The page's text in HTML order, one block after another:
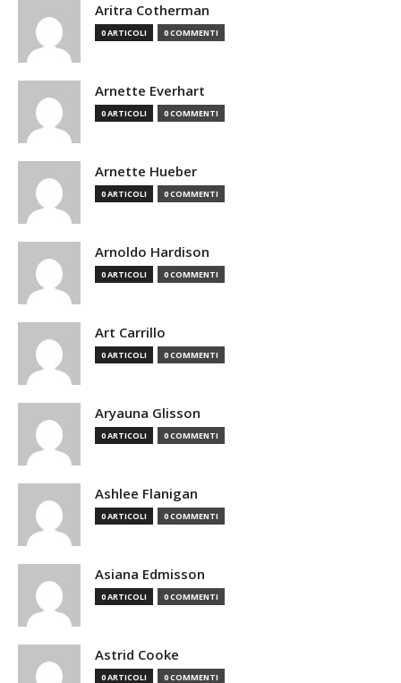
Aritra Cotherman
0 ARTICOLI 0 COMMENTI
Arnette Everhart
0 ARTICOLI 0 COMMENTI
Arnette Hueber
0 ARTICOLI 0 COMMENTI
Arnoldo Hardison
0 ARTICOLI 0 COMMENTI
Art Carrillo
0 ARTICOLI 0 COMMENTI
Aryauna Glisson
0 ARTICOLI 0 COMMENTI
Ashlee Flanigan
0 ARTICOLI 0 COMMENTI
Asiana Edmisson
0 ARTICOLI 0 COMMENTI
Astrid Cooke
0 ARTICOLI 0 COMMENTI